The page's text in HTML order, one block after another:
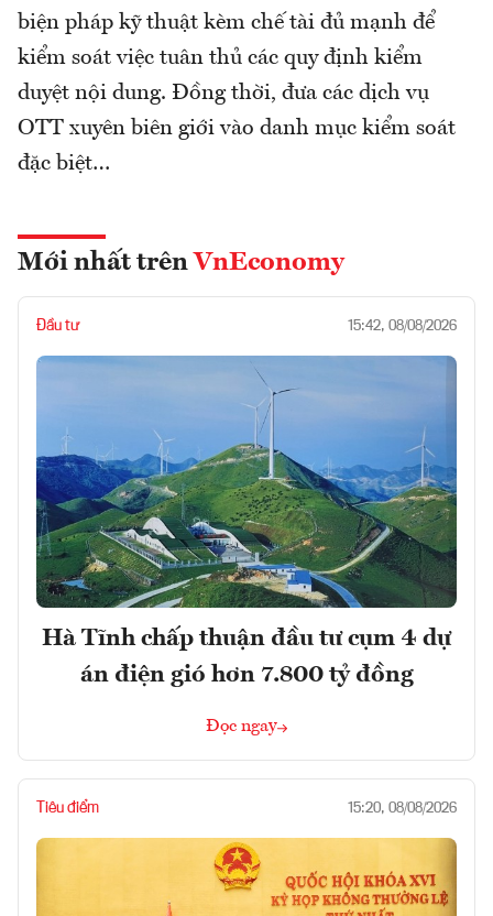
biện pháp kỹ thuật kèm chế tài đủ mạnh để
kiểm soát việc tuân thủ các quy định kiểm
duyệt nội dung. Đồng thời, đưa các dịch vụ
OTT xuyên biên giới vào danh mục kiểm soát
đặc biệt…
Mới nhất trên VnEconomy
Đầu tư 15:42, 08/08/2026
Hà Tĩnh chấp thuận đầu tư cụm 4 dự
án điện gió hơn 7.800 tỷ đồng
Đọc ngay
Tiêu điểm 15:20, 08/08/2026